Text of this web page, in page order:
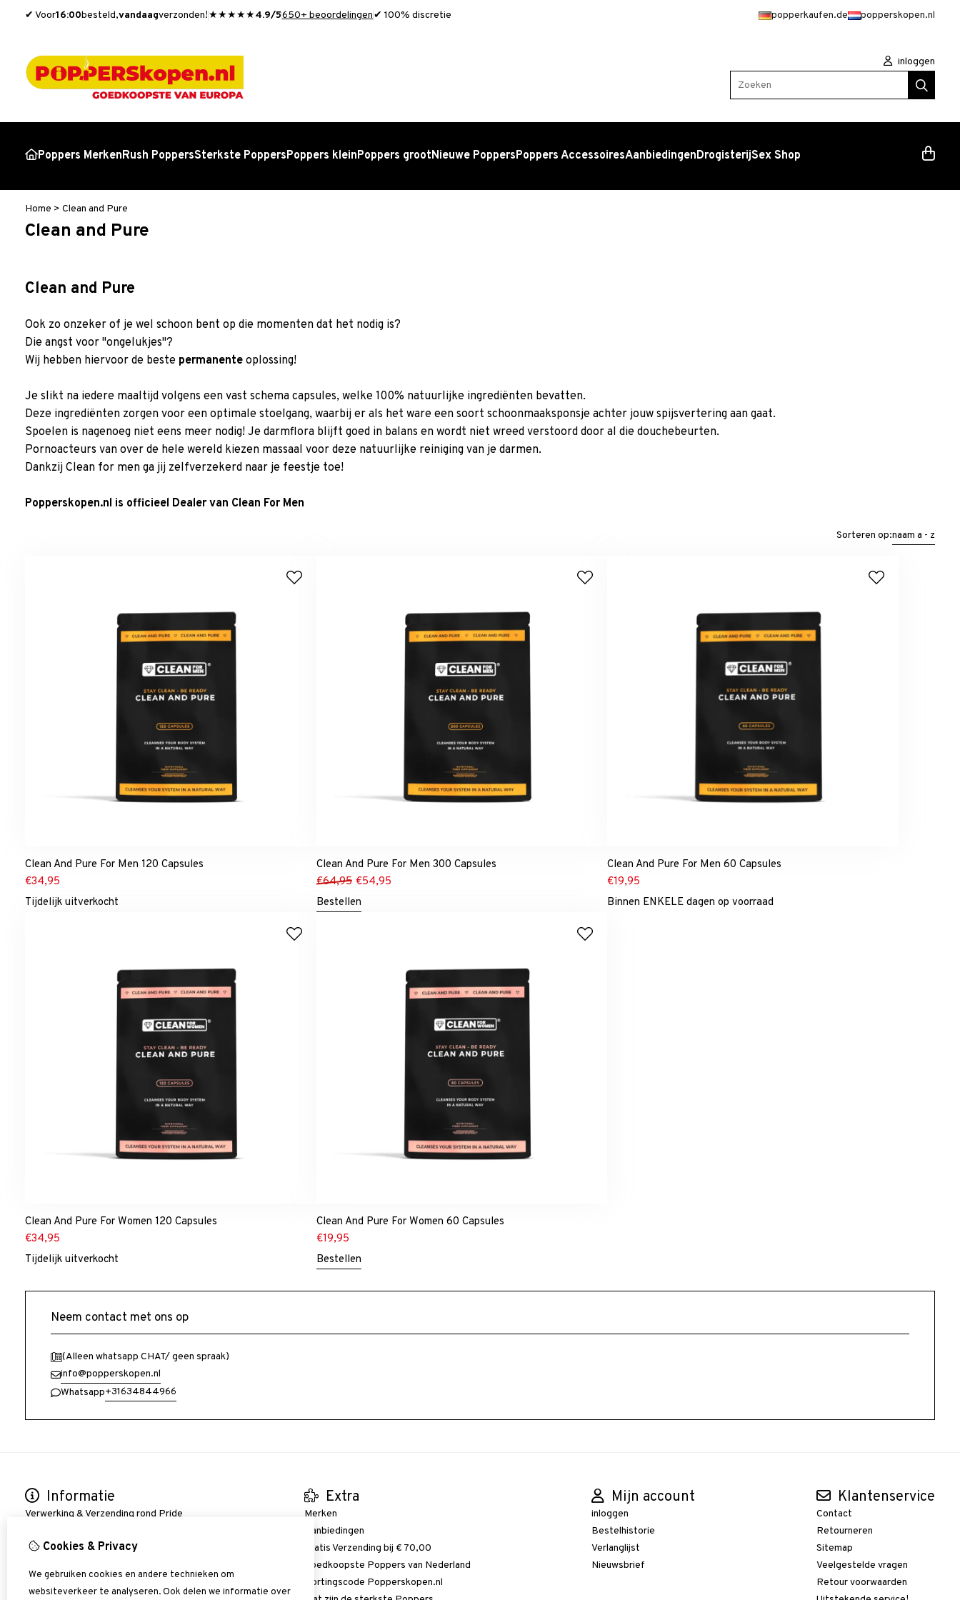
✔ Voor16:00besteld,vandaagverzonden!★★★★★4.9/5650+ beoordelingen✔ 100% discretie popperkaufen.de popperskopen.nl
inloggen
Zoeken
Poppers MerkenRush PoppersSterkste PoppersPoppers kleinPoppers grootNieuwe PoppersPoppers AccessoiresAanbiedingenDrogisterijSex Shop
Home > Clean and Pure
Clean and Pure
Clean and Pure
Ook zo onzeker of je wel schoon bent op die momenten dat het nodig is?
Die angst voor "ongelukjes"?
Wij hebben hiervoor de beste permanente oplossing!
Je slikt na iedere maaltijd volgens een vast schema capsules, welke 100% natuurlijke ingrediënten bevatten.
Deze ingrediënten zorgen voor een optimale stoelgang, waarbij er als het ware een soort schoonmaaksponsje achter jouw spijsvertering aan gaat.
Spoelen is nagenoeg niet eens meer nodig! Je darmflora blijft goed in balans en wordt niet wreed verstoord door al die douchebeurten.
Pornoacteurs van over de hele wereld kiezen massaal voor deze natuurlijke reiniging van je darmen.
Dankzij Clean for men ga jij zelfverzekerd naar je feestje toe!
Popperskopen.nl is officieel Dealer van Clean For Men
Sorteren op:naam a - z
Clean And Pure For Men 120 Capsules
€34,95
Tijdelijk uitverkocht
Clean And Pure For Men 300 Capsules
€64,95 €54,95
Bestellen
Clean And Pure For Men 60 Capsules
€19,95
Binnen ENKELE dagen op voorraad
Clean And Pure For Women 120 Capsules
€34,95
Tijdelijk uitverkocht
Clean And Pure For Women 60 Capsules
€19,95
Bestellen
Neem contact met ons op
(Alleen whatsapp CHAT/ geen spraak)
info@popperskopen.nl
Whatsapp+31634844966
Informatie
Verwerking & Verzending rond Pride
Verzend Voorwaarden
Bedrijfsinformatie
Extra
Merken
Aanbiedingen
Gratis Verzending bij € 70,00
Goedkoopste Poppers van Nederland
Kortingscode Popperskopen.nl
Mijn account
inloggen
Bestelhistorie
Verlanglijst
Nieuwsbrief
Klantenservice
Contact
Retourneren
Sitemap
Veelgestelde vragen
Retour voorwaarden
Cookies & Privacy
We gebruiken cookies en andere technieken om
websiteverkeer te analyseren. Ook delen we informatie over